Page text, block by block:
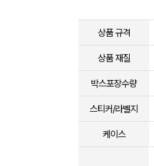
상품 규격
상품 재질
박스포장수량
스티커/라벨지
케이스